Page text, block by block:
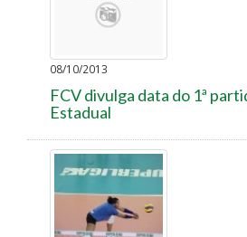
08/10/2013
FCV divulga data do 1ª
Estadual